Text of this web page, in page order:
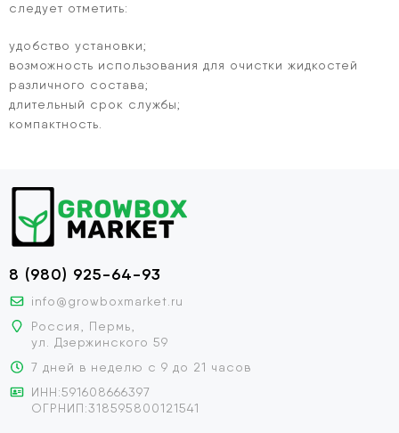
следует отметить:
удобство установки;
возможность использования для очистки жидкостей
различного состава;
длительный срок службы;
компактность.
8 (980) 925-64-93
info@growboxmarket.ru
Россия, Пермь,
ул. Дзержинского 59
7 дней в неделю с 9 до 21 часов
ИНН:591608666397
ОГРНИП:318595800121541